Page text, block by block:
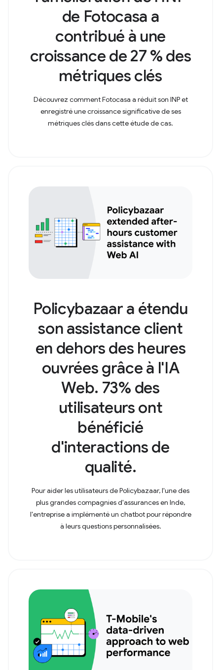
de Fotocasa a
contribué à une
croissance de 27 % des
métriques clés
Découvrez comment Fotocasa a réduit son INP et
enregistré une croissance significative de ses
métriques clés dans cette étude de cas.
Policybazaar a étendu
son assistance client
en dehors des heures
ouvrées grâce à l'IA
Web. 73% des
utilisateurs ont
bénéficié
d'interactions de
qualité.
Pour aider les utilisateurs de Policybazaar, l'une des
plus grandes compagnies d'assurances en Inde,
l'entreprise a implémenté un chatbot pour répondre
à leurs questions personnalisées.